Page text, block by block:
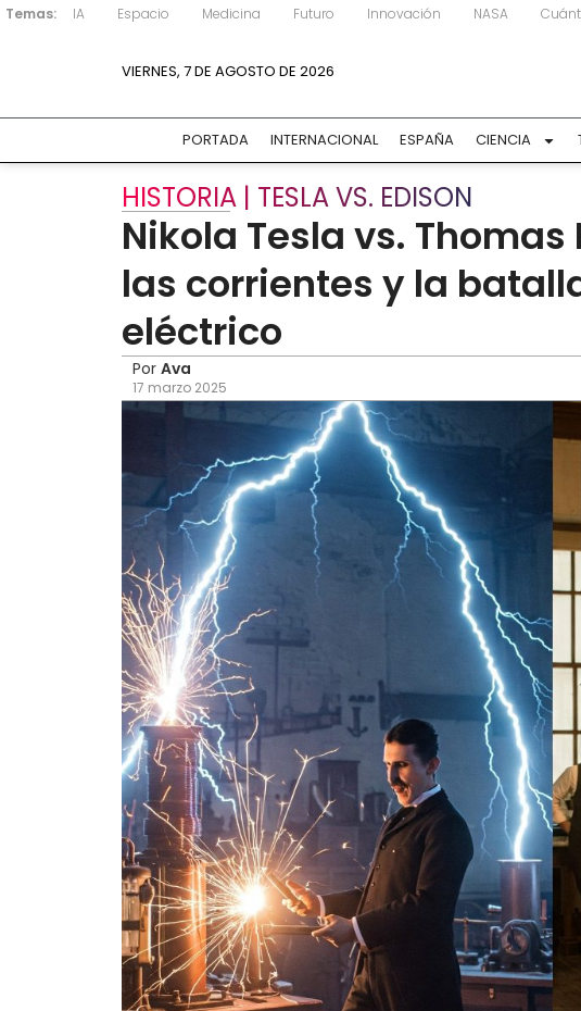
Temas: IA Espacio Medicina Futuro Innovación NASA
VIERNES, 7 DE AGOSTO DE 2026
PORTADA INTERNACIONAL ESPAÑA CIENCIA
HISTORIA | TESLA VS. EDISON
Nikola Tesla vs.
las corrientes y la
eléctrico
Por Ava
17 marzo 2025